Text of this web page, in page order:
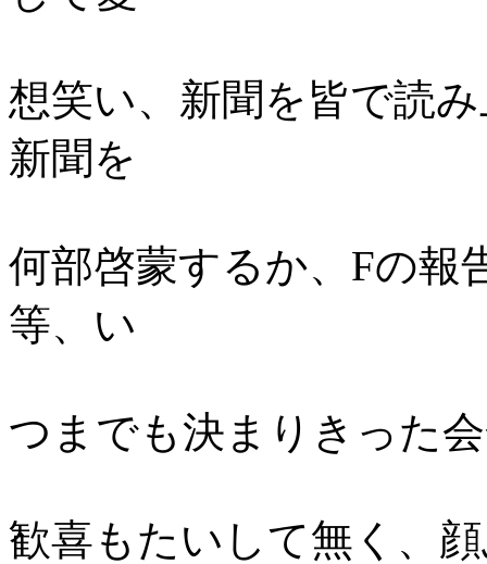
想笑い、新聞を皆で読
新聞を
何部啓蒙するか、Fの報
等、い
つまでも決まりきった
歓喜もたいして無く、